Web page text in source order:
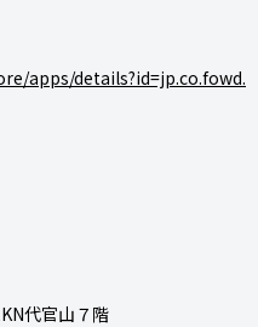
apps/details?id=jp.co.fowd.
代官山７階